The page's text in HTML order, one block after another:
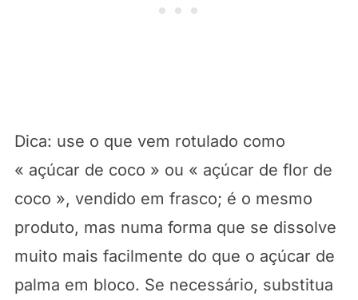
Dica: use o que vem rotulado como
« açúcar de coco » ou « açúcar de flor de
coco », vendido em frasco; é o mesmo
produto, mas numa forma que se dissolve
muito mais facilmente do que o açúcar de
palma em bloco. Se necessário, substitua